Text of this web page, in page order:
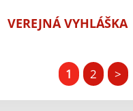
VEREJNÁ VYHLÁŠKA
1 2 >